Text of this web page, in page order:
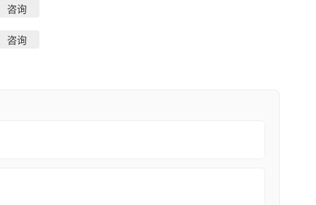
咨询
咨询